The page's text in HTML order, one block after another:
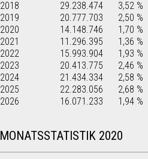
2018
29.238.474 3,52 %
2019
20.777.703 2,50 %
2020
14.148.746 1,70 %
2021
11.296.395 1,36 %
2022
15.993.904 1,93 %
2023
20.413.775 2,46 %
2024
21.434.334 2,58 %
2025
22.283.056 2,68 %
2026
16.071.233 1,94 %
MONATSSTATISTIK 2020